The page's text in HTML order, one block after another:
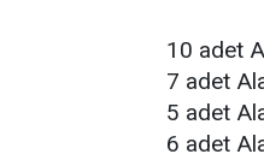
10 adet
7 adet
5 adet
6 adet